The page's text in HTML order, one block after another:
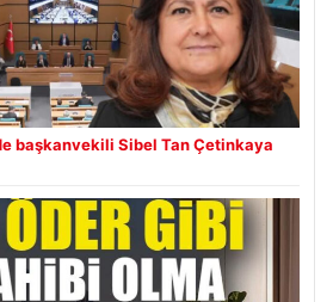
başkanvekili Sibel Tan Çetinkaya